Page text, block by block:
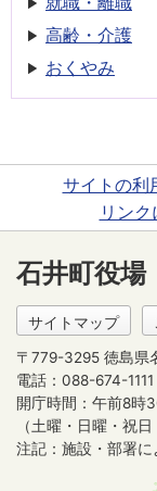
高齢・介護
おくやみ
サイトの利
リン
石井町役場
サイトマップ
〒779-3295 徳島県
電話：088-674-1111
開庁時間：午前8時
（土曜・日曜・祝
注記：施設・部署